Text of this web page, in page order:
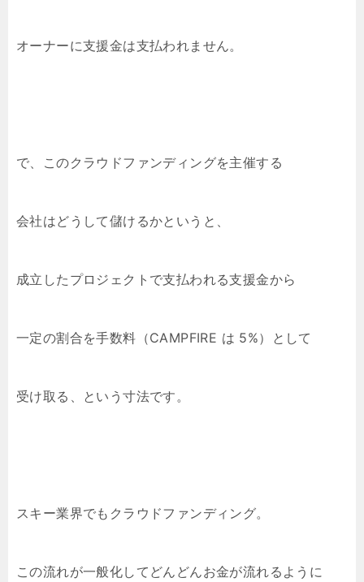
オーナーに支援金は支払われません。
で、このクラウドファンディングを主催する
会社はどうして儲けるかというと、
成立したプロジェクトで支払われる支援金から
一定の割合を手数料（CAMPFIRE は 5%）として
受け取る、という寸法です。
スキー業界でもクラウドファンディング。
この流れが一般化してどんどんお金が流れるように